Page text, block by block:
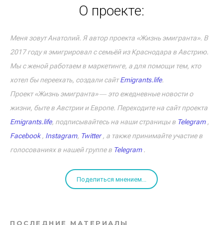
О проекте:
Меня зовут Анатолий. Я автор проекта «Жизнь эмигранта». В
2017 году я эмигрировал с семьёй из Краснодара в Австрию.
Мы с женой работаем в маркетинге, а для помощи тем, кто
хотел бы переехать, создали сайтEmigrants.life.
Проект «Жизнь эмигранта» ― это ежедневные новости о
жизни, быте в Австрии и Европе. Переходите на сайт проекта
Emigrants.life, подписывайтесь на наши страницы в Telegram,
Facebook, Instagram, Twitter, а также принимайте участие в
голосованиях в нашей группе в Telegram.
Поделиться мнением...
ПОСЛЕДНИЕ МАТЕРИАЛЫ